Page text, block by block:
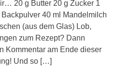
20 g Butter 20 g Zucker 1
40 ml Mandelmilch
(aus dem Glas) Lob,
zum Rezept? Dann
Kommentar am Ende dieser
Und so […]